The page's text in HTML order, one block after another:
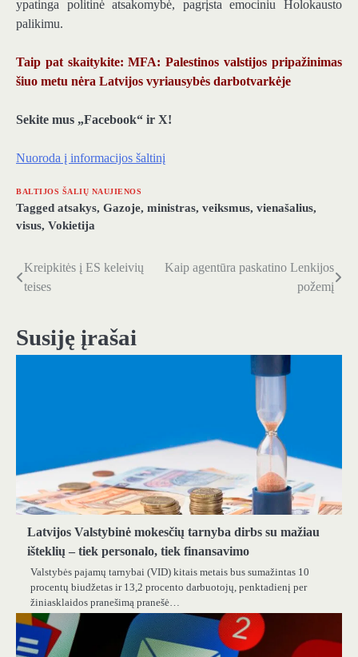
ypatinga politinė atsakomybė, pagrįsta emociniu Holokausto
palikimu.
Taip pat skaitykite: MFA: Palestinos valstijos pripažinimas
šiuo metu nėra Latvijos vyriausybės darbotvarkėje
Sekite mus „Facebook“ ir X!
Nuoroda į informacijos šaltinį
BALTIJOS ŠALIŲ NAUJIENOS
Tagged atsakys, Gazoje, ministras, veiksmus, vienašalius,
visus, Vokietija
Navigacija
įrašų
Kreipkitės į ES keleivių
teises
Kaip agentūra paskatino Lenkijos
požemį
Susiję įrašai
Latvijos Valstybinė mokesčių tarnyba dirbs su mažiau
išteklių – tiek personalo, tiek finansavimo
Valstybės pajamų tarnybai (VID) kitais metais bus sumažintas 10
procentų biudžetas ir 13,2 procento darbuotojų, penktadienį per
žiniasklaidos pranešimą pranešė…